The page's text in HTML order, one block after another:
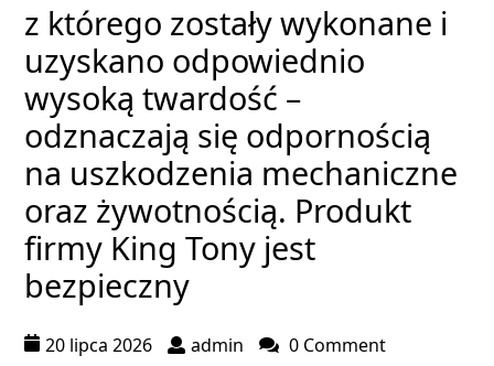
z którego zostały wykonane i
uzyskano odpowiednio
wysoką twardość –
odznaczają się odpornością
na uszkodzenia mechaniczne
oraz żywotnością. Produkt
firmy King Tony jest
bezpieczny
20 lipca 2026 admin 0 Comment